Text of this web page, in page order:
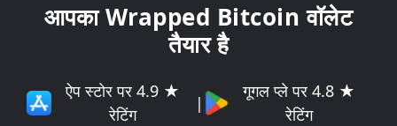
आपका Wrapped Bitcoin वॉलेट
तैयार है
ऐप स्टोर पर 4.9 ★
रेटिंग
|
गूगल प्ले पर 4.8 ★
रेटिंग